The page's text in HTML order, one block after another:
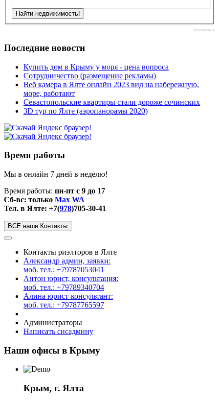
afisha-msk.ru
Последние новости
Купить дом в Крыму у моря - цена вопроса
Сотрудничество (размещение рекламы)
Веб камера в Ялте онлайн 2023 вид на набережную,
море, работают
Севастопольские квартиры стали дороже сочинских
3D тур по Ялте (аэропанорамы 2020)
Время работы
Мы в онлайн 7 дней в неделю!
Время работы: пн-пт с 9 до 17
Сб-вс: только Max WA
Тел. в Ялте: +7(978)705-30-41
ВСЕ наши Контакты
Контакты риэлторов в Ялте
Александр админ, заявки:
моб. тел.: +79787053041
Антон юрист, консультация:
моб. тел.: +79789340704
Алина юрист-консультант:
моб. тел.: +79787765597
Администраторы
Написать сисадмину
Наши офисы в Крыму
Крым, г. Ялта